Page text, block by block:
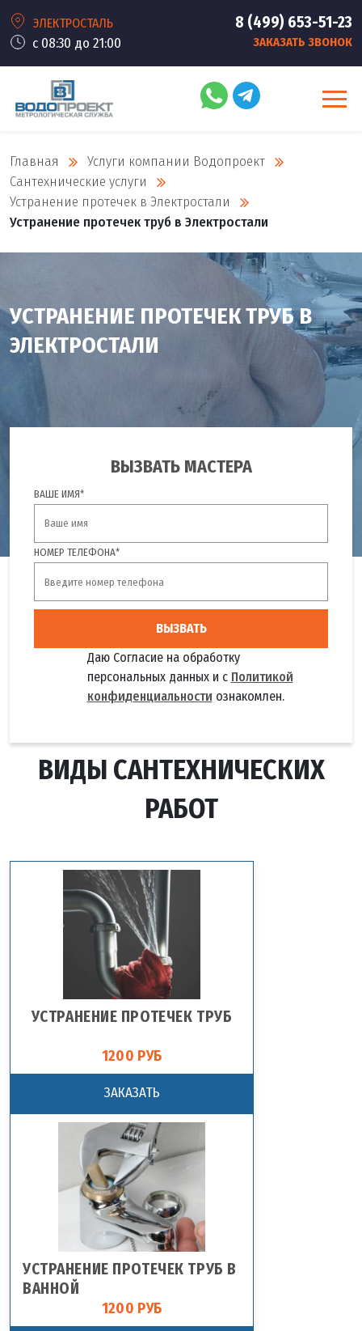
ЭЛЕКТРОСТАЛЬ
с 08:30 до 21:00
8 (499) 653-51-23
ЗАКАЗАТЬ ЗВОНОК
Главная
Услуги компании Водопроект
Сантехнические услуги
Устранение протечек в Электростали
Устранение протечек труб в Электростали
УСТРАНЕНИЕ ПРОТЕЧЕК ТРУБ В
ЭЛЕКТРОСТАЛИ
ВЫЗВАТЬ МАСТЕРА
ВАШЕ ИМЯ*
НОМЕР ТЕЛЕФОНА*
ВЫЗВАТЬ
Даю Согласие на обработку
персональных данных и с Политикой
конфиденциальности ознакомлен.
ВИДЫ САНТЕХНИЧЕСКИХ
РАБОТ
УСТРАНЕНИЕ ПРОТЕЧЕК ТРУБ
1200 РУБ
ЗАКАЗАТЬ
УСТРАНЕНИЕ ПРОТЕЧЕК ТРУБ В
ВАННОЙ
1200 РУБ